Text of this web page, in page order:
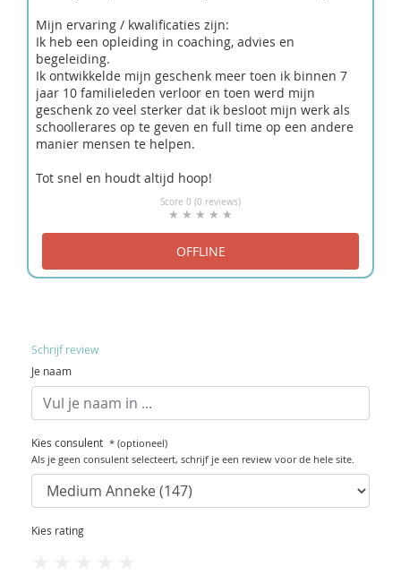
Mijn ervaring / kwalificaties zijn:
Ik heb een opleiding in coaching, advies en
begeleiding.
Ik ontwikkelde mijn geschenk meer toen ik binnen 7
jaar 10 familieleden verloor en toen werd mijn
geschenk zo veel sterker dat ik besloot mijn werk als
schoollerares op te geven en full time op een andere
manier mensen te helpen.
Tot snel en houdt altijd hoop!
Score 0 (0 reviews)
Schrijf review
Je naam
Kies consulent * (optioneel)
Als je geen consulent selecteert, schrijf je een review voor de hele site.
Kies rating